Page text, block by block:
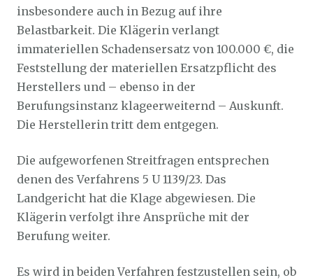
insbesondere auch in Bezug auf ihre
Belastbarkeit. Die Klägerin verlangt
immateriellen Schadensersatz von 100.000 €, die
Feststellung der materiellen Ersatzpflicht des
Herstellers und – ebenso in der
Berufungsinstanz klageerweiternd – Auskunft.
Die Herstellerin tritt dem entgegen.
Die aufgeworfenen Streitfragen entsprechen
denen des Verfahrens 5 U 1139/23. Das
Landgericht hat die Klage abgewiesen. Die
Klägerin verfolgt ihre Ansprüche mit der
Berufung weiter.
Es wird in beiden Verfahren festzustellen sein, ob